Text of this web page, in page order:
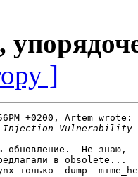
]
+0200, Artem wrote:
обновление.  Не знаю,
в obsolete...
только -dump -